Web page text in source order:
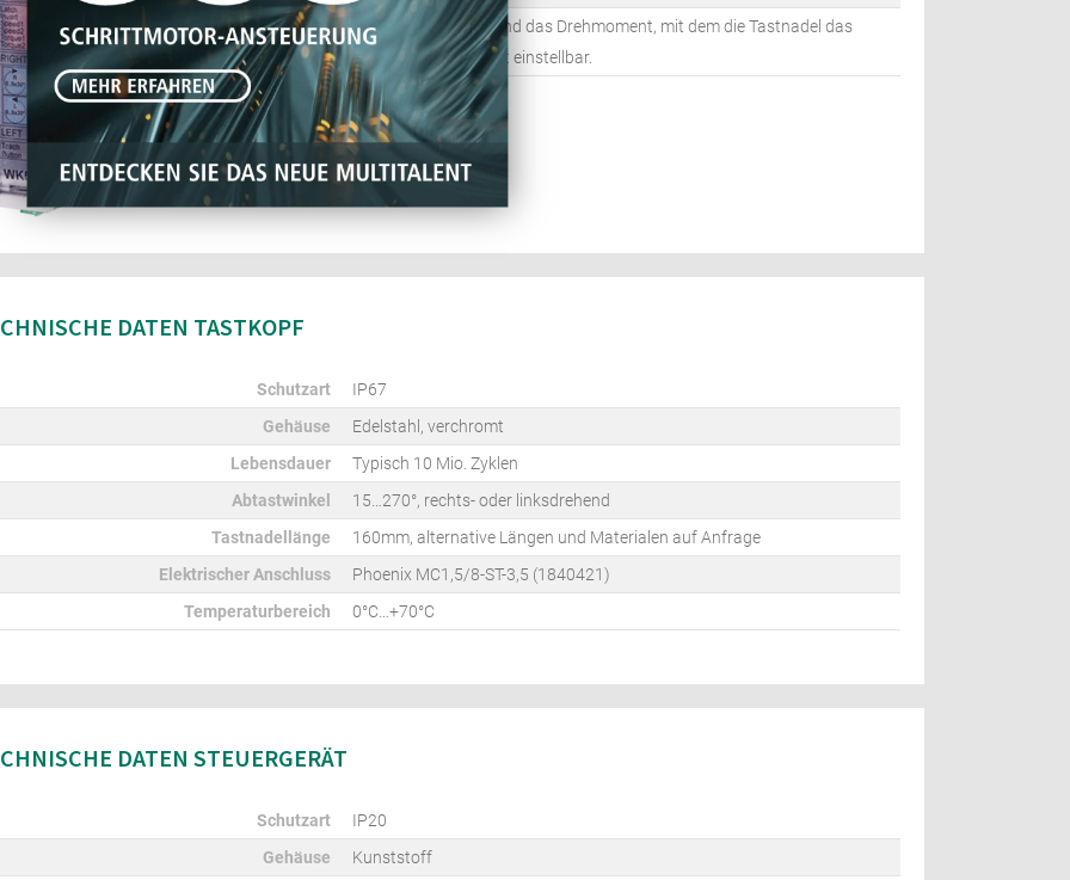
Die Geschwindigkeit und das Drehmoment, mit dem die Tastnadel das
Werkstückt berührt, ist einstellbar.
DATEN TASTKOPF
Schutzart
IP67
Gehäuse
Edelstahl, verchromt
Lebensdauer
Typisch 10 Mio. Zyklen
Abtastwinkel
15…270°, rechts- oder linksdrehend
Tastnadellänge
160mm, alternative Längen und Materialen auf Anfrage
Elektrischer Anschluss
Phoenix MC1,5/8-ST-3,5 (1840421)
Temperaturbereich
0°C…+70°C
DATEN STEUERGERÄT
Schutzart
IP20
Gehäuse
Kunststoff